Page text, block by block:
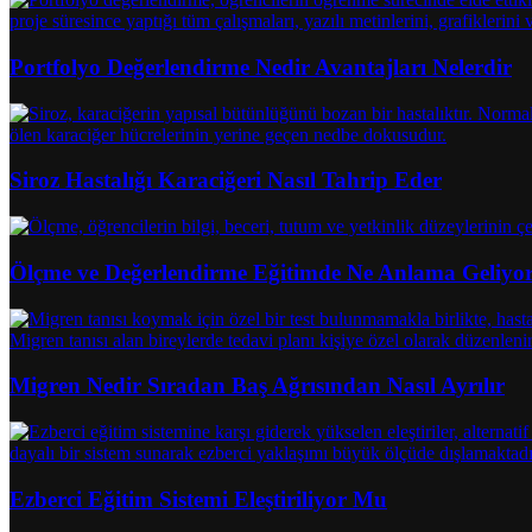
Portfolyo Değerlendirme Nedir Avantajları Nelerdir
Siroz Hastalığı Karaciğeri Nasıl Tahrip Eder
Ölçme ve Değerlendirme Eğitimde Ne Anlama
Migren Nedir Sıradan Baş Ağrısından Nasıl Ayrılır
Ezberci Eğitim Sistemi Eleştiriliyor Mu